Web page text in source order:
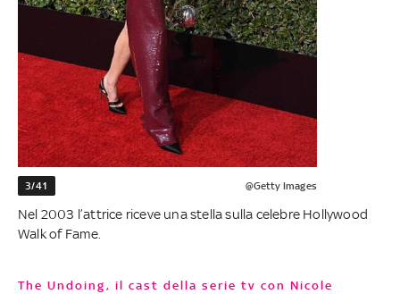
3/41 @Getty Images
Nel 2003 l’attrice riceve una stella sulla celebre Hollywood
Walk of Fame.
The Undoing, il cast della serie tv con Nicole